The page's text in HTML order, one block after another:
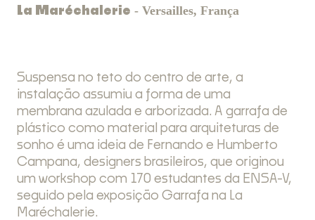
La Maréchalerie - Versailles, França
Suspensa no teto do centro de arte, a
instalação assumiu a forma de uma
membrana azulada e arborizada. A garrafa de
plástico como material para arquiteturas de
sonho é uma ideia de Fernando e Humberto
Campana, designers brasileiros, que originou
um workshop com 170 estudantes da ENSA-V,
seguido pela exposição Garrafa na La
Maréchalerie.